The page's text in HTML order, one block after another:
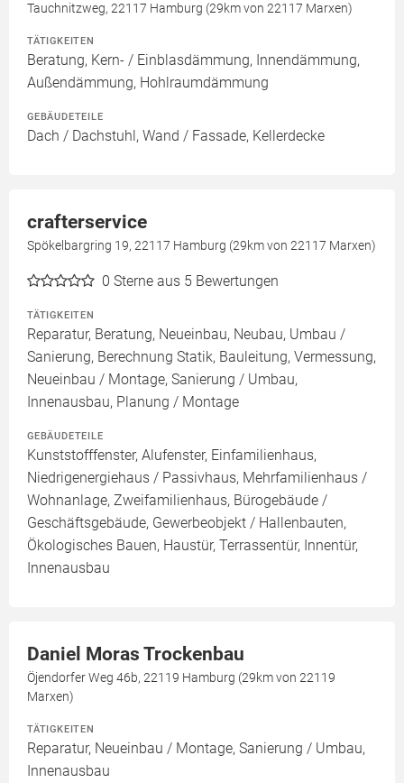
Tauchnitzweg, 22117 Hamburg (29km von 22117 Marxen)
TÄTIGKEITEN
Beratung, Kern- / Einblasdämmung, Innendämmung,
Außendämmung, Hohlraumdämmung
GEBÄUDETEILE
Dach / Dachstuhl, Wand / Fassade, Kellerdecke
crafterservice
Spökelbargring 19, 22117 Hamburg (29km von 22117 Marxen)
0 Sterne aus 5 Bewertungen
TÄTIGKEITEN
Reparatur, Beratung, Neueinbau, Neubau, Umbau /
Sanierung, Berechnung Statik, Bauleitung, Vermessung,
Neueinbau / Montage, Sanierung / Umbau,
Innenausbau, Planung / Montage
GEBÄUDETEILE
Kunststofffenster, Alufenster, Einfamilienhaus,
Niedrigenergiehaus / Passivhaus, Mehrfamilienhaus /
Wohnanlage, Zweifamilienhaus, Bürogebäude /
Geschäftsgebäude, Gewerbeobjekt / Hallenbauten,
Ökologisches Bauen, Haustür, Terrassentür, Innentür,
Innenausbau
Daniel Moras Trockenbau
Öjendorfer Weg 46b, 22119 Hamburg (29km von 22119
Marxen)
TÄTIGKEITEN
Reparatur, Neueinbau / Montage, Sanierung / Umbau,
Innenausbau